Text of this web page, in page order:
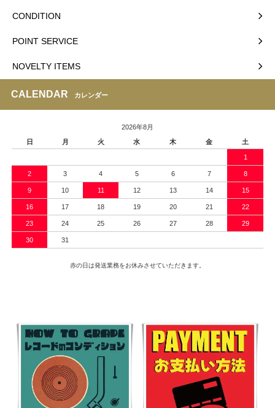
CONDITION
POINT SERVICE
NOVELTY ITEMS
CALENDAR カレンダー
2026年8月
日
月 火 水 木 金 土
1
2 3 4 5 6 7 8
9 10 11 12 13 14 15
16 17 18 19 20 21 22
23 24 25 26 27 28 29
30 31
赤の日は発送業務をお休みさせていただきます。